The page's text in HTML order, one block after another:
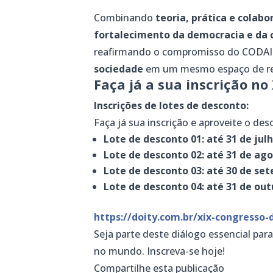
Combinando teoria, prática e
fortalecimento da democracia e da
reafirmando o compromisso do
sociedade em um mesmo espaço de
Faça já a sua inscrição
Inscrições de lotes de desconto:
Faça já sua inscrição e aproveite o
Lote de desconto 01: até 31 de
Lote de desconto 02: até 31 de
Lote de desconto 03: até 30 de
Lote de desconto 04: até 31 de
https://doity.com.br/xix-
Seja parte deste diálogo essencial
no mundo. Inscreva-se hoje!
Compartilhe esta publicação